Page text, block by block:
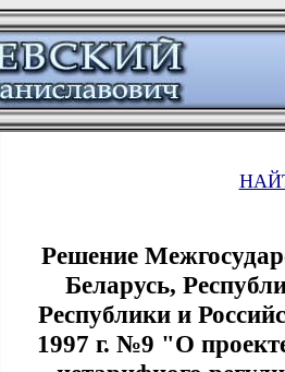
Решение
Беларусь,
Республики и
1997 г. №9 "О